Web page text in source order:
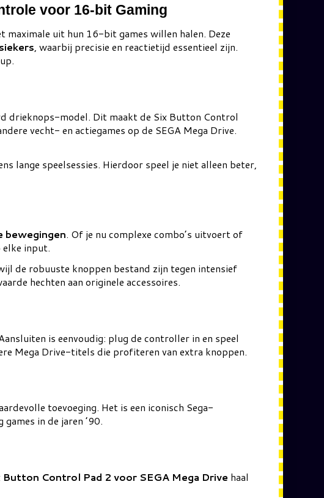
voor 16-bit Gaming
maximale uit hun 16-bit games willen halen. Deze
, waarbij precisie en reactietijd essentieel zijn.
drieknops-model. Dit maakt de Six Button Control
vecht- en actiegames op de SEGA Mega Drive.
lange speelsessies. Hierdoor speel je niet alleen beter,
bewegingen. Of je nu complexe combo’s uitvoert of
input.
de robuuste knoppen bestand zijn tegen intensief
hechten aan originele accessoires.
is eenvoudig: plug de controller in en speel
Mega Drive-titels die profiteren van extra knoppen.
toevoeging. Het is een iconisch Sega-
in de jaren ’90.
Button Control Pad 2 voor SEGA Mega Drive haal